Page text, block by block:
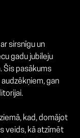
sirsnīgu un
gadu jubileju
Šis pasākums
gan
kad, domājot
veids, kā atzīmēt